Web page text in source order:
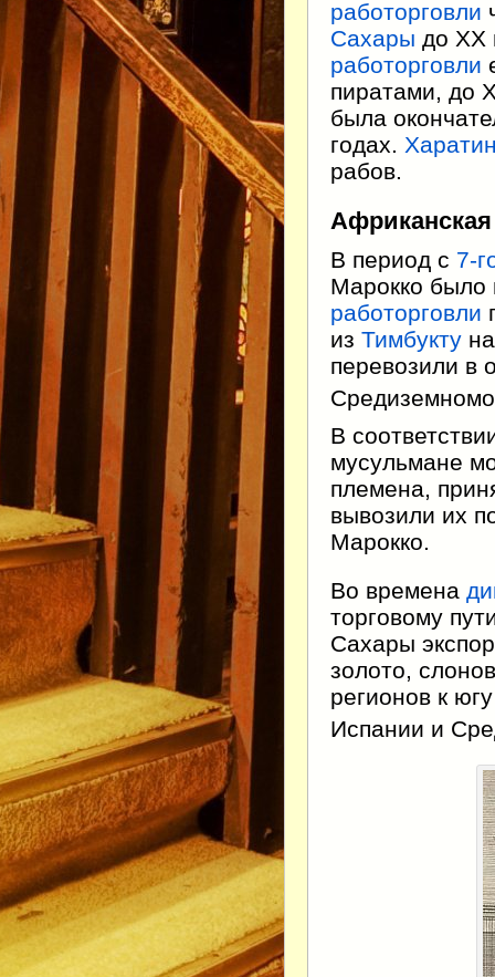
работорговли
Сахары до XX
работорговли
пиратами, до
была
годах.
рабов.
В период с 7-
Марокко
работорговли
из Тимбукту
перевозили в
В
мусульмане
племена,
вывозили их
Марокко.
Во времена
торговому
Сахары
золото,
регионов к
Испании и